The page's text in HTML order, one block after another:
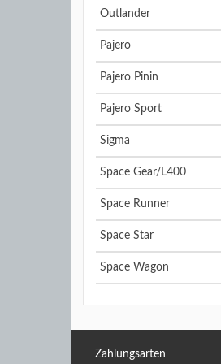
Outlander
Pajero
Pajero Pinin
Pajero Sport
Sigma
Space Gear/L400
Space Runner
Space Star
Space Wagon
Zahlungsarten